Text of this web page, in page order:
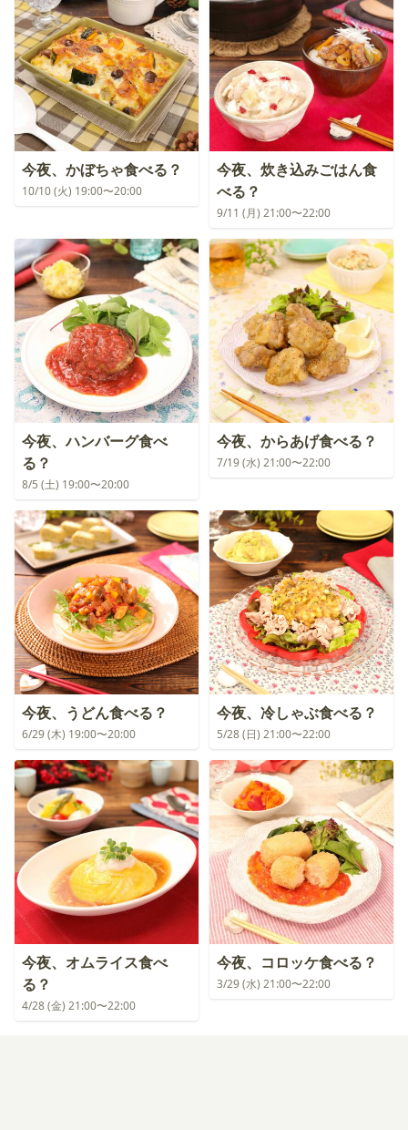
今夜、かぼちゃ食べる？
10/10 (火) 19:00〜20:00
今夜、炊き込みごはん食
べる？
9/11 (月) 21:00〜22:00
今夜、ハンバーグ食べ
る？
8/5 (土) 19:00〜20:00
今夜、からあげ食べる？
7/19 (水) 21:00〜22:00
今夜、うどん食べる？
6/29 (木) 19:00〜20:00
今夜、冷しゃぶ食べる？
5/28 (日) 21:00〜22:00
今夜、オムライス食べ
る？
4/28 (金) 21:00〜22:00
今夜、コロッケ食べる？
3/29 (水) 21:00〜22:00